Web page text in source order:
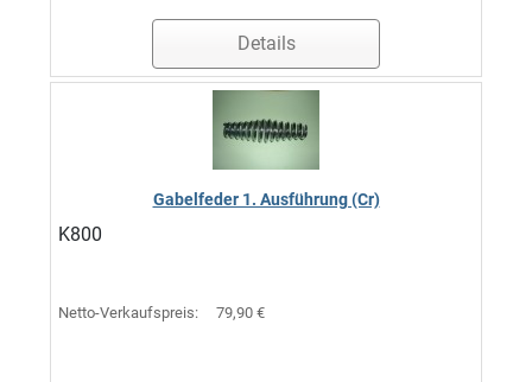
Details
Gabelfeder 1. Ausführung (Cr)
K800
Netto-Verkaufspreis: 79,90 €